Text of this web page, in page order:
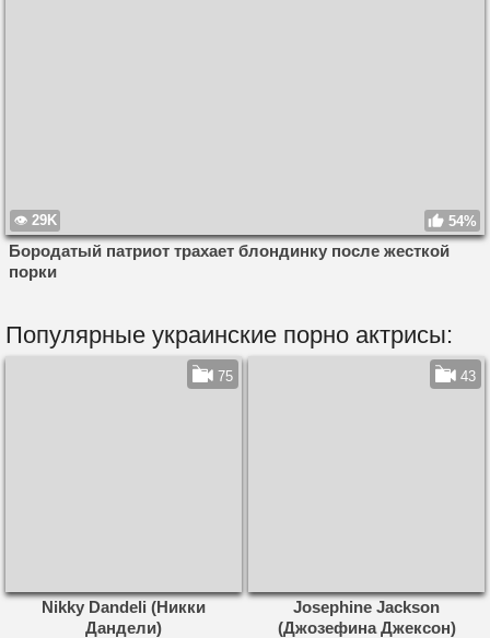
29K 54%
Бородатый патриот трахает блондинку после жесткой
порки
Популярные украинские порно актрисы:
75
Nikky Dandeli (Никки
Дандели)
43
Josephine Jackson
(Джозефина Джексон)